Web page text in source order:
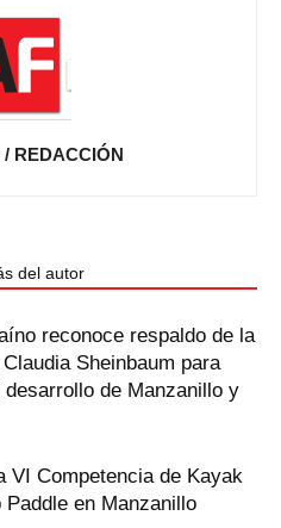
REDACCIÓN
del autor
reconoce respaldo de la
Sheinbaum para
desarrollo de Manzanillo y
VI Competencia de Kayak
Paddle en Manzanillo